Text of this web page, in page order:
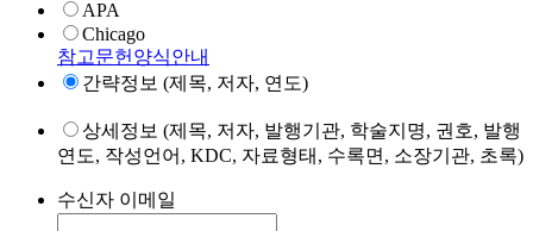
APA
Chicago
참고문헌양식안내
간략정보 (제목, 저자, 연도)
상세정보 (제목, 저자, 발행기관, 학술지명, 권호, 발행
연도, 작성언어, KDC, 자료형태, 수록면, 소장기관, 초록)
수신자 이메일